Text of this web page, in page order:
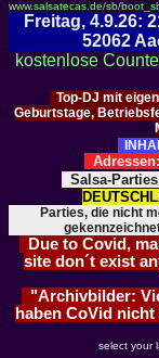
www.salsatecas.de/sb/
Freitag, 4.9.26:
52062
kostenlose
Top-DJ mit
Geburtstage,
Salsa-
Parties, die nicht
Due to Covid,
site don´t exist
"Archivbilder:
haben CoVid
select your